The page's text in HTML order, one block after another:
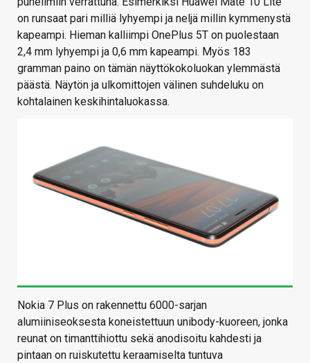
on runsaat pari milliä lyhyempi ja neljä millin kymmenystä
kapeampi. Hieman kalliimpi OnePlus 5T on puolestaan
2,4 mm lyhyempi ja 0,6 mm kapeampi. Myös 183
gramman paino on tämän näyttökokoluokan ylemmästä
päästä. Näytön ja ulkomittojen välinen suhdeluku on
kohtalainen keskihintaluokassa.
Nokia 7 Plus on rakennettu 6000-sarjan
alumiiniseoksesta koneistettuun unibody-kuoreen, jonka
reunat on timanttihiottu sekä anodisoitu kahdesti ja
pintaan on ruiskutettu keraamiselta tuntuva